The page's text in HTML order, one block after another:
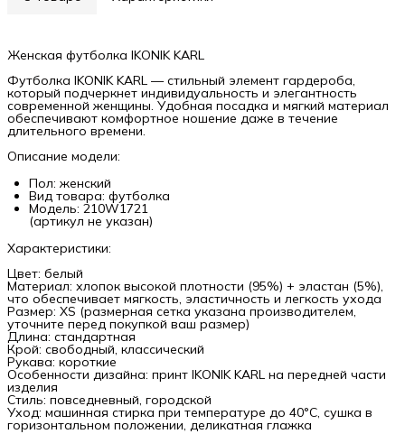
Женская футболка IKONIK KARL
Футболка IKONIK KARL — стильный элемент гардероба,
который подчеркнет индивидуальность и элегантность
современной женщины. Удобная посадка и мягкий материал
обеспечивают комфортное ношение даже в течение
длительного времени.
Описание модели:
Пол: женский
Вид товара: футболка
Модель: 210W1721
(артикул не указан)
Характеристики:
Цвет: белый
Материал: хлопок высокой плотности (95%) + эластан (5%),
что обеспечивает мягкость, эластичность и легкость ухода
Размер: XS (размерная сетка указана производителем,
уточните перед покупкой ваш размер)
Длина: стандартная
Крой: свободный, классический
Рукава: короткие
Особенности дизайна: принт IKONIK KARL на передней части
изделия
Стиль: повседневный, городской
Уход: машинная стирка при температуре до 40°C, сушка в
горизонтальном положении, деликатная глажка